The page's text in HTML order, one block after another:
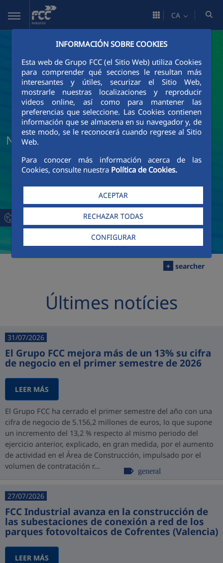
Salta al contingut principal
INFORMACIÓN SOBRE COOKIES
Esta web de Grupo FCC (el Sitio Web) utiliza Cookies
para comprender qué secciones le resultan más
interesantes y útiles, securizar el Sitio Web,
mostrarle nuestras localizaciones y reproducir
videos online, así como para mantener las
preferencias que seleccione. Las Cookies contienen
información que se almacena en su navegador y, de
este modo, se le reconocerá cuando regrese al Sitio
Web.
Para conocer más información acerca de las
Cookies, consulte nuestra Política de Cookies.
ACEPTAR
RECHAZAR TODAS
CONFIGURAR
CA
Noticias y actualidad de FCC Industrial
+ searcher
Últimes notícies
31/07/2026
El Grupo FCC mejora más de un 13% su cifra
de negocio en el primer semestre de 2026
LEER MÁS
El Grupo FCC ha cerrado el primer semestre del año con una
cifra de negocio de 5.156,2 millones de euros, lo que supone
un incremento del 13,2 % respecto al mismo periodo del
ejercicio anterior, explicado, en gran medida, por el aumento
de actividad en el Área de Construcción, impulsado por el
volumen de contratación r...
general
27/07/2026
FCC Industrial avanza en la construcción de
las subestaciones de conexión a red de los
parques fotovoltaicos de Cofrentes (Valencia)
LEER MÁS